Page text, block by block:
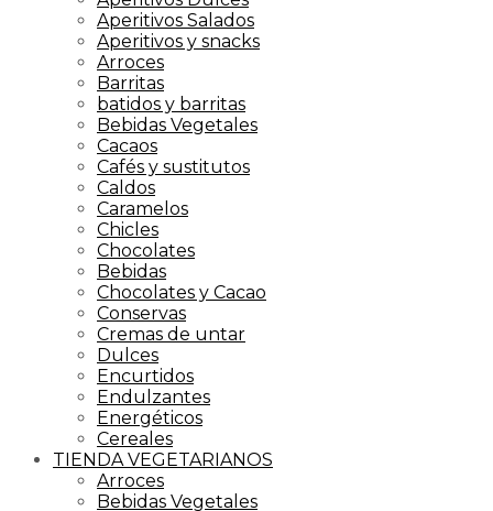
Aperitivos Salados
Aperitivos y snacks
Arroces
Barritas
batidos y barritas
Bebidas Vegetales
Cacaos
Cafés y sustitutos
Caldos
Caramelos
Chicles
Chocolates
Bebidas
Chocolates y Cacao
Conservas
Cremas de untar
Dulces
Encurtidos
Endulzantes
Energéticos
Cereales
TIENDA VEGETARIANOS
Arroces
Bebidas Vegetales